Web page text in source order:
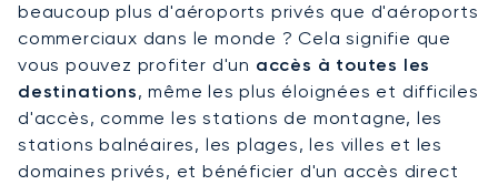
beaucoup plus d'aéroports privés que d'aéroports
commerciaux dans le monde ? Cela signifie que
vous pouvez profiter d'un accès à toutes les
destinations, même les plus éloignées et difficiles
d'accès, comme les stations de montagne, les
stations balnéaires, les plages, les villes et les
domaines privés, et bénéficier d'un accès direct